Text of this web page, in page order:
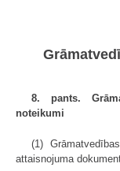
8. pants.
noteikumi
(1)
attaisnojuma